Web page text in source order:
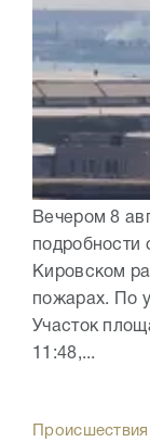
Вечером 8
подробности
Кировском
пожарах. По
Участок
11:48,...
Происшествия